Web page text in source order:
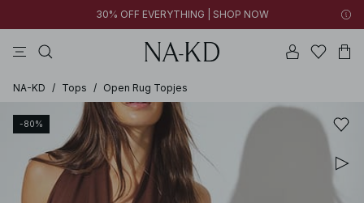
30% OFF EVERYTHING | SHOP NOW
NA-KD / Tops / Open Rug Topjes
-80%